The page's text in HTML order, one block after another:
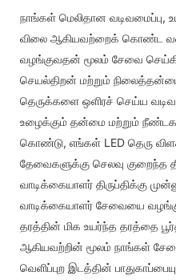
நாங்கள் மெலிதான வடிவமைப்பு,
விலை ஆகியவற்றைக் கொண்ட
வழங்குவதன் மூலம் சேவை
செயல்திறன் மற்றும்
தெருக்களை ஒளிரச் செய்ய
உழைக்கும் தன்மை மற்றும்
கொண்டு, எங்கள் LED தெரு
தேவைகளுக்கு செலவு குறைந்த
வாடிக்கையாளர் திருப்திக்கு
வாடிக்கையாளர் சேவையை
தரத்தின் மிக உயர்ந்த தரத்தை
ஆகியவற்றின் மூலம் நாங்கள்
வெளிப்புற இடத்தின்